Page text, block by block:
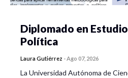
Diplomado en
Política
Laura Gutiérrez -Ago 07, 2026
La Universidad Autónoma de